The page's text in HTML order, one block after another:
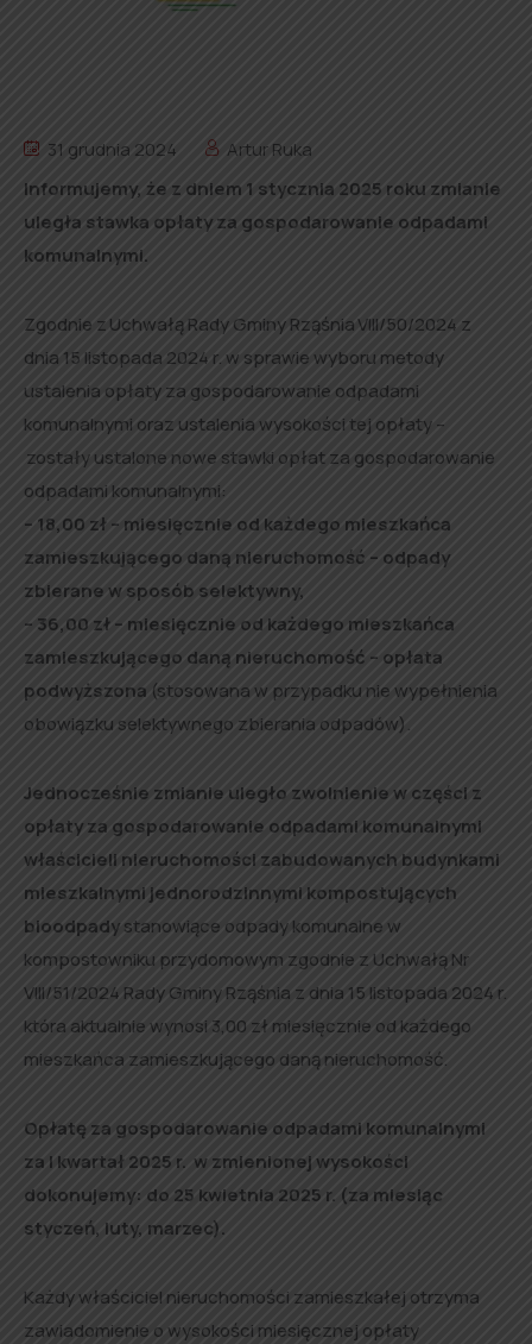
31 grudnia 2024
Artur Ruka
Informujemy, że z dniem 1 stycznia 2025 roku zmianie
uległa stawka opłaty za gospodarowanie odpadami
komunalnymi.
Zgodnie z Uchwałą Rady Gminy Rząśnia VIII/50/2024 z
dnia 15 listopada 2024 r. w sprawie wyboru metody
ustalenia opłaty za gospodarowanie odpadami
komunalnymi oraz ustalenia wysokości tej opłaty –
zostały ustalone nowe stawki opłat za gospodarowanie
odpadami komunalnymi:
– 18,00 zł – miesięcznie od każdego mieszkańca
zamieszkującego daną nieruchomość – odpady
zbierane w sposób selektywny,
– 36,00 zł – miesięcznie od każdego mieszkańca
zamieszkującego daną nieruchomość – opłata
podwyższona (stosowana w przypadku nie wypełnienia
obowiązku selektywnego zbierania odpadów).
Jednocześnie zmianie uległo zwolnienie w części z
opłaty za gospodarowanie odpadami komunalnymi
właścicieli nieruchomości zabudowanych budynkami
mieszkalnymi jednorodzinnymi kompostujących
bioodpadystanowiące odpady komunalne w
kompostowniku przydomowym zgodnie z Uchwałą Nr
VIII/51/2024 Rady Gminy Rząśnia z dnia 15 listopada 2024 r.
która aktualnie wynosi 3,00 zł miesięcznie od każdego
mieszkańca zamieszkującego daną nieruchomość.
Opłatę za gospodarowanie odpadami komunalnymi
za I kwartał 2025 r. w zmienionej wysokości
dokonujemy: do 25 kwietnia 2025 r. (za miesiąc
styczeń, luty, marzec).
Każdy właściciel nieruchomości zamieszkałej otrzyma
zawiadomienie o wysokości miesięcznej opłaty